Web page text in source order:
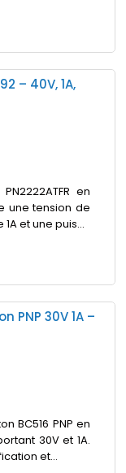
– 40V, 1A,
en
une tension de
et une puis...
PNP 30V 1A –
BC516 PNP en
30V et 1A.
et...